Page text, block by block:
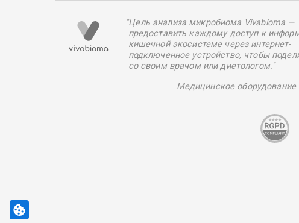
"Цель анализа микробиома Vivabioma —
предоставить каждому доступ к
кишечной экосистеме через интернет-
подключенное устройство, чтобы
со своим врачом или диетологом."
Медицинское оборудование